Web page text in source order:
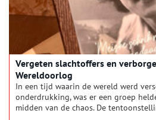
Vergeten slachtoffers en
Wereldoorlog
In een tijd waarin de wereld werd
onderdrukking, was er een groep
midden van de chaos. De